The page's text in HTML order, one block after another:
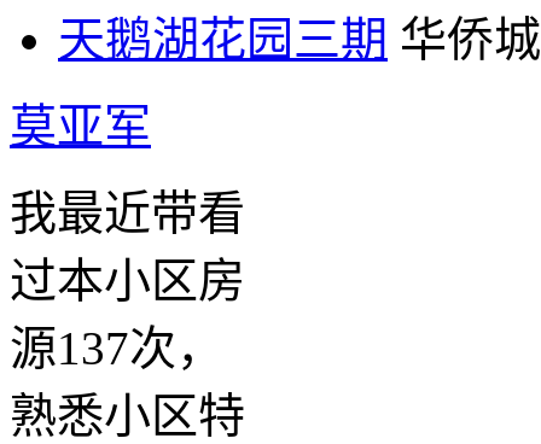
天鹅湖花园三期 华侨城
莫亚军
我最近带看
过本小区房
源137次，
熟悉小区特